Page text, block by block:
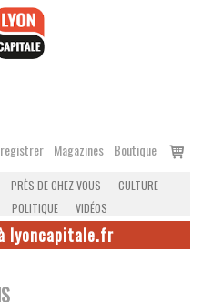
Magazines Boutique
Voir
PRÈS DE CHEZ VOUS
CULTURE
POLITIQUE VIDÉOS
lyoncapitale.fr